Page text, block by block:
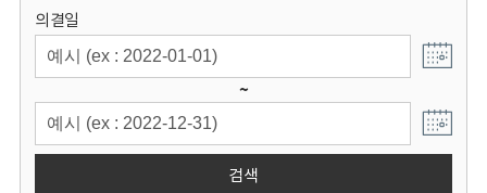
의결일
~
검색